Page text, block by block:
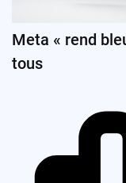
Meta « rend
tous